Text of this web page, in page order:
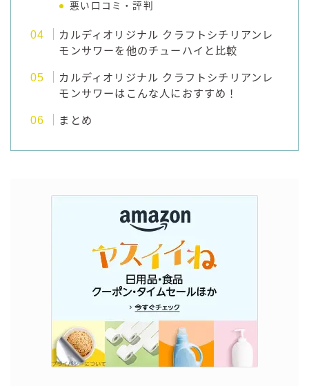
楽天
コラム
運営者情報
悪い口コミ・評判
カルディオリジナル クラフトシチリアンレ
モンサワーを他のチューハイと比較
カルディオリジナル クラフトシチリアンレ
モンサワーはこんな人におすすめ！
まとめ